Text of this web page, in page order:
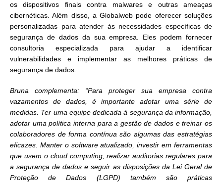
os dispositivos finais contra malwares e outras ameaças
cibernéticas. Além disso, a Globalweb pode oferecer soluções
personalizadas para atender às necessidades específicas de
segurança de dados da sua empresa. Eles podem fornecer
consultoria especializada para ajudar a identificar
vulnerabilidades e implementar as melhores práticas de
segurança de dados.
Bruna complementa: “Para proteger sua empresa contra
vazamentos de dados, é importante adotar uma série de
medidas. Ter uma equipe dedicada à segurança da informação,
adotar uma política interna para a gestão de dados e treinar os
colaboradores de forma contínua são algumas das estratégias
eficazes. Manter o software atualizado, investir em ferramentas
que usem o cloud computing, realizar auditorias regulares para
a segurança de dados e seguir as disposições da Lei Geral de
Proteção de Dados (LGPD) também são práticas